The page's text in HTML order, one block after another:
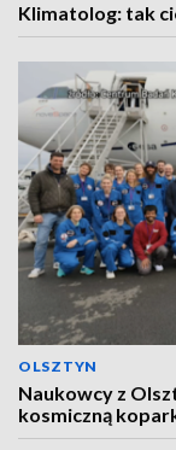
Klimatolog: tak
OLSZTYN
Naukowcy z
kosmiczną